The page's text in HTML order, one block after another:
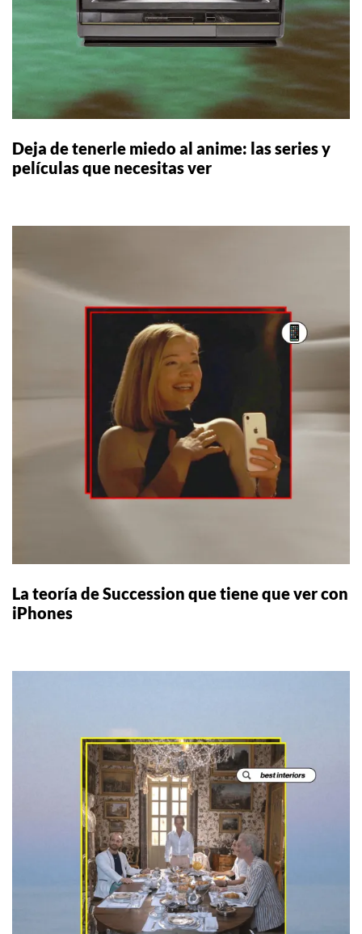
Deja de tenerle miedo al anime: las series y
películas que necesitas ver
La teoría de Succession que tiene que ver con
iPhones